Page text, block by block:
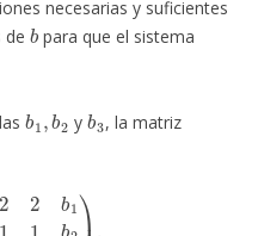
necesarias y suficientes
de
b
para que el sistema
b ,b
y
b
, la matriz
1 b2 4 4b